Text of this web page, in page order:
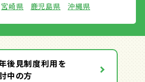
宮崎県 鹿児島県 沖縄県
後見制度利用を
中の方